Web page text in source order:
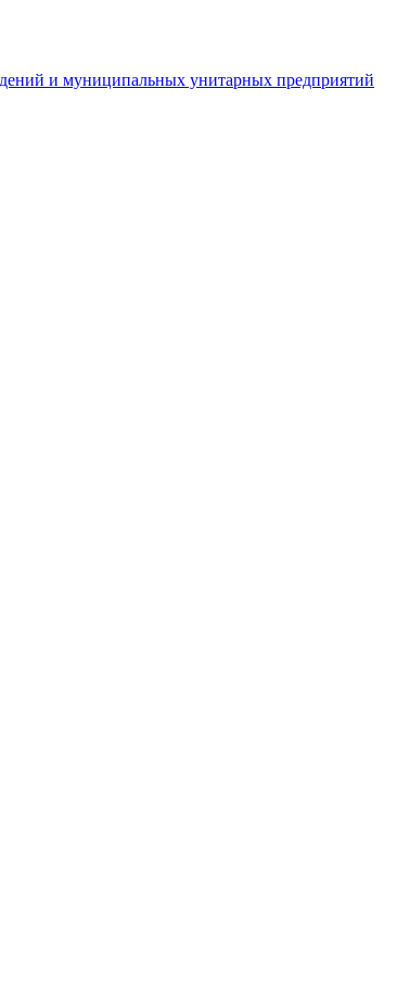
и муниципальных унитарных предприятий